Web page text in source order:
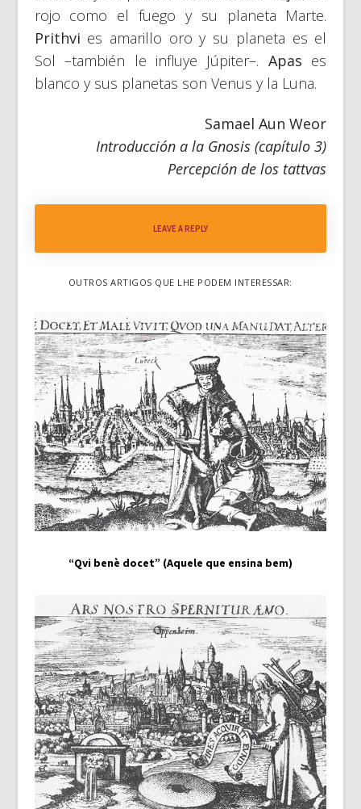
rojo como el fuego y su planeta Marte.
Prithvi es amarillo oro y su planeta es el
Sol –también le influye Júpiter–. Apas es
blanco y sus planetas son Venus y la Luna.
Samael Aun Weor
Introducción a la Gnosis (capítulo 3)
Percepción de los tattvas
LEAVE A REPLY
OUTROS ARTIGOS QUE LHE PODEM INTERESSAR:
“Qvi benè docet” (Aquele que ensina bem)